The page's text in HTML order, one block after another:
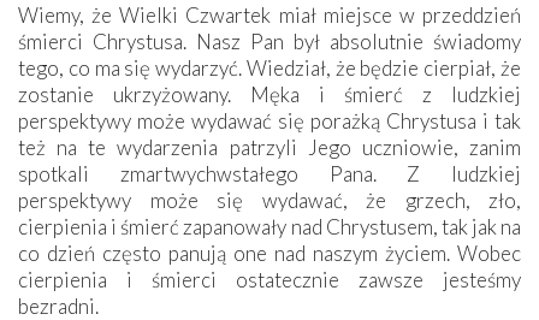
Wiemy, że Wielki Czwartek miał miejsce w przeddzień
śmierci Chrystusa. Nasz Pan był absolutnie świadomy
tego, co ma się wydarzyć. Wiedział, że będzie cierpiał, że
zostanie ukrzyżowany. Męka i śmierć z ludzkiej
perspektywy może wydawać się porażką Chrystusa i tak
też na te wydarzenia patrzyli Jego uczniowie, zanim
spotkali zmartwychwstałego Pana. Z ludzkiej
perspektywy może się wydawać, że grzech, zło,
cierpienia i śmierć zapanowały nad Chrystusem, tak jak na
co dzień często panują one nad naszym życiem. Wobec
cierpienia i śmierci ostatecznie zawsze jesteśmy
bezradni.